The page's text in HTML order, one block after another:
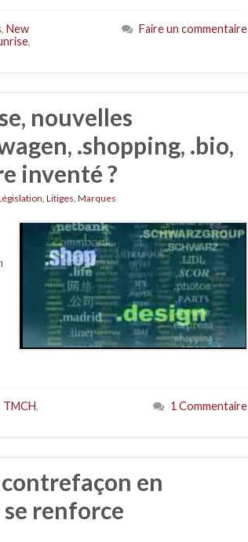
, New
,
Faire un commentaire
nouvelles
.shopping, .bio,
inventé ?
, Litiges, Marques
TMCH,
1 Commentaire
en
renforce